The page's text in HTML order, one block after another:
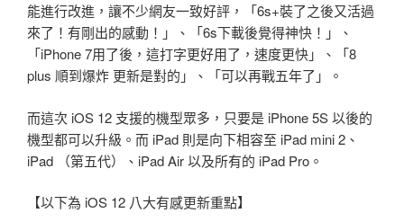
能進行改進，讓不少網友一致好評，「6s+裝了之後又活過
來了！有剛出的感動！」、「6s下載後覺得神快！」、
「iPhone 7用了後，這打字更好用了，速度更快」、「8
plus 順到爆炸 更新是對的」、「可以再戰五年了」。
而這次 iOS 12 支援的機型眾多，只要是 iPhone 5S 以後的
機型都可以升級。而 iPad 則是向下相容至 iPad mini 2、
iPad （第五代）、iPad Air 以及所有的 iPad Pro。
【以下為 iOS 12 八大有感更新重點】